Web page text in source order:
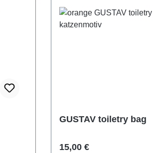
GUSTAV toiletry bag
Regulärer Preis:
15,00 €